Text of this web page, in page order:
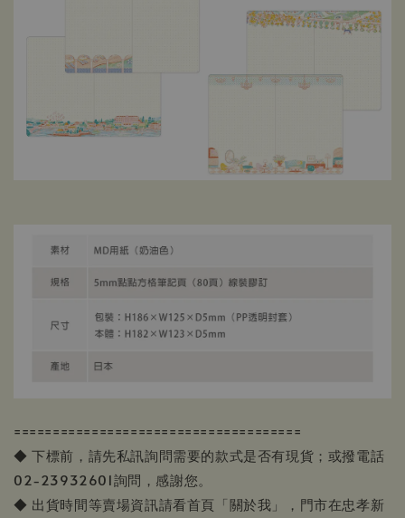
=====================================
◆ 下標前，請先私訊詢問需要的款式是否有現貨；或撥電話
02-23932601詢問，感謝您。
◆ 出貨時間等賣場資訊請看首頁「關於我」，門市在忠孝新